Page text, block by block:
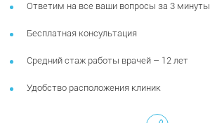
Ответим на все ваши вопросы за 3 минуты
Бесплатная консультация
Средний стаж работы врачей – 12 лет
Удобство расположения клиник